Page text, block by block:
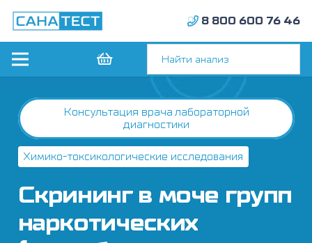
8 800 600 76 46
Консультация врача лабораторной
диагностики
Химико-токсикологические исследования
Скрининг в моче групп
наркотических